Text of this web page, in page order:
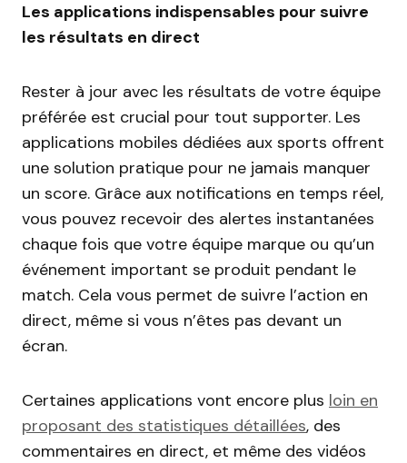
Les applications indispensables pour suivre
les résultats en direct
Rester à jour avec les résultats de votre équipe
préférée est crucial pour tout supporter. Les
applications mobiles dédiées aux sports offrent
une solution pratique pour ne jamais manquer
un score. Grâce aux notifications en temps réel,
vous pouvez recevoir des alertes instantanées
chaque fois que votre équipe marque ou qu’un
événement important se produit pendant le
match. Cela vous permet de suivre l’action en
direct, même si vous n’êtes pas devant un
écran.
Certaines applications vont encore plus loin en
proposant des statistiques détaillées, des
commentaires en direct, et même des vidéos